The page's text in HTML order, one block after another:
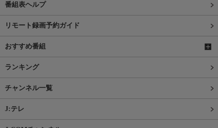
番組表ヘルプ
リモート録画予約ガイド
おすすめ番組
ランキング
チャンネル一覧
J:テレ